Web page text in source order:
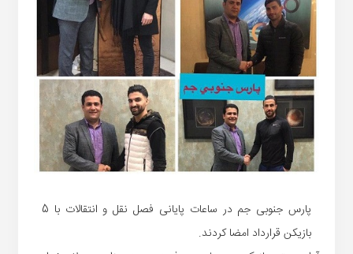
پارس جنوبی جم در ساعات پایانی فصل نقل و انتقالات با 5
بازیکن قرارداد امضا کردند.